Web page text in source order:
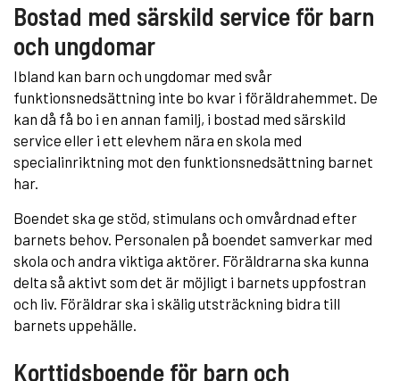
Bostad med särskild service för barn
och ungdomar
Ibland kan barn och ungdomar med svår
funktionsnedsättning inte bo kvar i föräldrahemmet. De
kan då få bo i en annan familj, i bostad med särskild
service eller i ett elevhem nära en skola med
specialinriktning mot den funktionsnedsättning barnet
har.
Boendet ska ge stöd, stimulans och omvårdnad efter
barnets behov. Personalen på boendet samverkar med
skola och andra viktiga aktörer. Föräldrarna ska kunna
delta så aktivt som det är möjligt i barnets uppfostran
och liv. Föräldrar ska i skälig utsträckning bidra till
barnets uppehälle.
Korttidsboende för barn och